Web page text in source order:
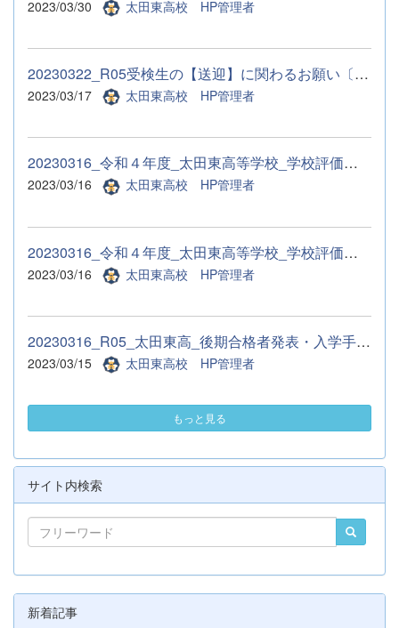
2023/03/30 太田東高校 HP管理者
20230322_R05受検生の【送迎】に関わるお願い〔駐車等〕合格者説...
2023/03/17 太田東高校 HP管理者
20230316_令和４年度_太田東高等学校_学校評価一覧表_様式２.pdf
2023/03/16 太田東高校 HP管理者
20230316_令和４年度_太田東高等学校_学校評価一覧表_様式１.pdf
2023/03/16 太田東高校 HP管理者
20230316_R05_太田東高_後期合格者発表・入学手続書類配付_駐車場...
2023/03/15 太田東高校 HP管理者
もっと見る
サイト内検索
新着記事